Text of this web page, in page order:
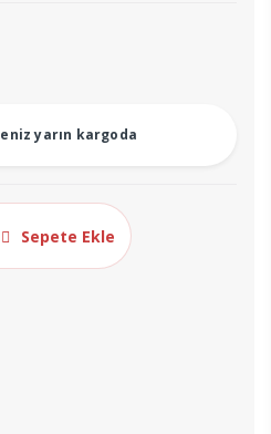
yarın kargoda
Sepete Ekle